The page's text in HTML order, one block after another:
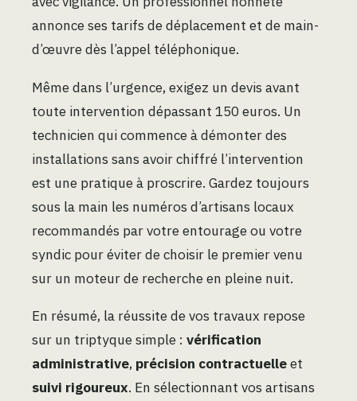
annonce ses tarifs de déplacement et de main-
d’œuvre dès l’appel téléphonique.
Même dans l’urgence, exigez un devis avant
toute intervention dépassant 150 euros. Un
technicien qui commence à démonter des
installations sans avoir chiffré l’intervention
est une pratique à proscrire. Gardez toujours
sous la main les numéros d’artisans locaux
recommandés par votre entourage ou votre
syndic pour éviter de choisir le premier venu
sur un moteur de recherche en pleine nuit.
En résumé, la réussite de vos travaux repose
sur un triptyque simple : vérification
administrative, précision contractuelleet
suivi rigoureux. En sélectionnant vos artisans